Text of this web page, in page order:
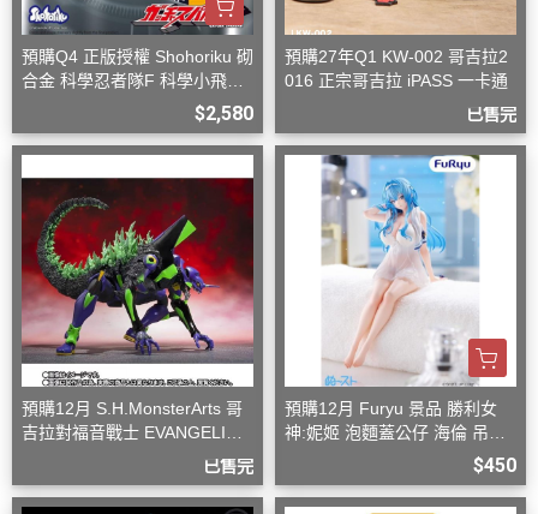
預購Q4 正版授權 Shohoriku 砌
合金 科學忍者隊F 科學小飛俠
$2,580
預購27年Q1 KW-002 哥吉拉2
016 正宗哥吉拉 iPASS 一卡通
已售完
預購12月 S.H.MonsterArts 哥
吉拉對福音戰士 EVANGELION
已售完
預購12月 Furyu 景品 勝利女
神:妮姬 泡麵蓋公仔 海倫 吊帶
$450